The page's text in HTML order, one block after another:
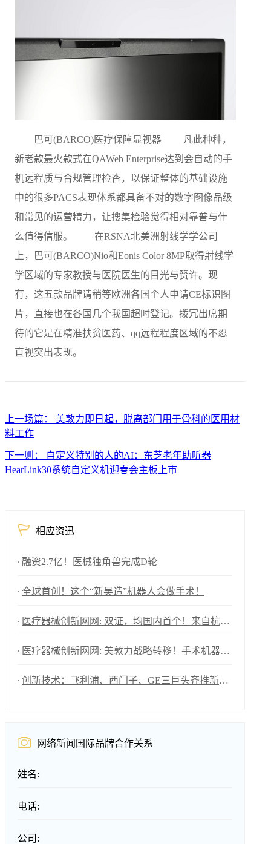
巴可(BARCO)医疗保障显视器 凡此种种，
新老款最火款式在QAWeb Enterprise达到会自动的手
机远程质与合规管理检杳，以保证整体的基础设施
中的很多PACS表现体系都具备不对的数字图像品级
和常见的运营精力，让搜集检验觉得相对靠普与什
么值得信服。 在RSNA北美洲射线学学公司
上，巴可(BARCO)Nio和Eonis Color 8MP取得射线学
学区域的专家教授与医院医生的目光与赞许。现
有，这五款品牌请稍等欧洲各国个人申请CE标识图
片，直接也在各国几个我国超时登记。拨冗出席期
待的它是在精准扶贫医药、qq远程程度区域的不忍
直视突出表现。
上一场篇： 美敦力即日起，脱离部门用于骨科的医用材
料工作
下一则： 自定义特别的人的AI：东芝老年助听器
HearLink30系统自定义机迎春会主板上市
相应资迅
融资2.7亿！医械独角兽完成D轮
全球首创！这个“新吴造”机器人会做手术！
医疗器械创新网网: 双证，均国内首个！来自杭州的医械创新力量
医疗器械创新网网: 美敦力战略转移！手术机器人本土制造计划
创新技术：飞利浦、西门子、GE三巨头齐推新，AI技术成焦点！
网络新闻国际品牌合作关系
姓名:
电话:
公司: